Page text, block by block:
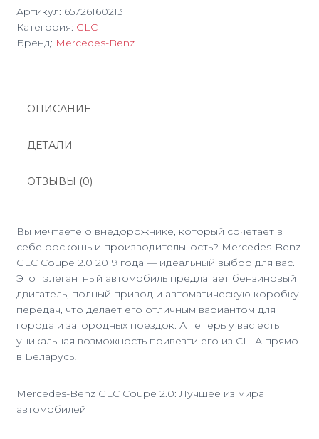
Артикул: 657261602131
Категория: GLC
Бренд: Mercedes-Benz
ОПИСАНИЕ
ДЕТАЛИ
ОТЗЫВЫ (0)
Вы мечтаете о внедорожнике, который сочетает в
себе роскошь и производительность? Mercedes-Benz
GLC Coupe 2.0 2019 года — идеальный выбор для вас.
Этот элегантный автомобиль предлагает бензиновый
двигатель, полный привод и автоматическую коробку
передач, что делает его отличным вариантом для
города и загородных поездок. А теперь у вас есть
уникальная возможность привезти его из США прямо
в Беларусь!
Mercedes-Benz GLC Coupe 2.0: Лучшее из мира
автомобилей